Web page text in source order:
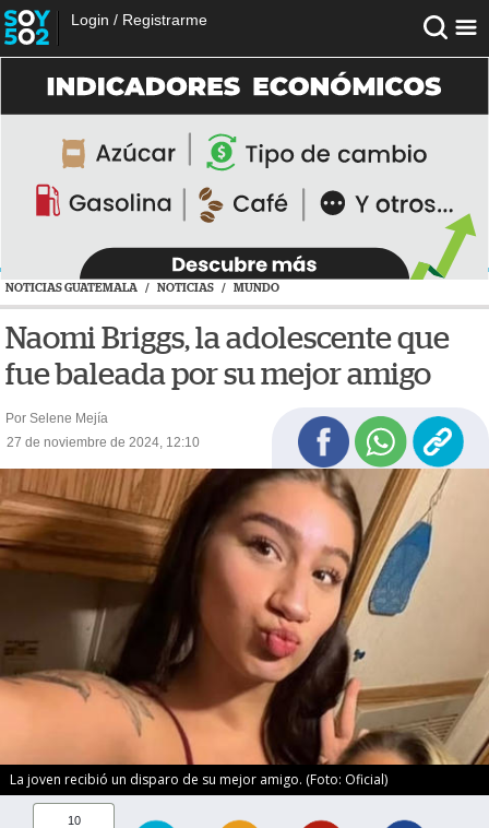
Login / Registrarme
NOTICIAS GUATEMALA / NOTICIAS / MUNDO
Naomi Briggs, la adolescente que
fue baleada por su mejor amigo
Por Selene Mejía
27 de noviembre de 2024, 12:10
La joven recibió un disparo de su mejor amigo. (Foto: Oficial)
10